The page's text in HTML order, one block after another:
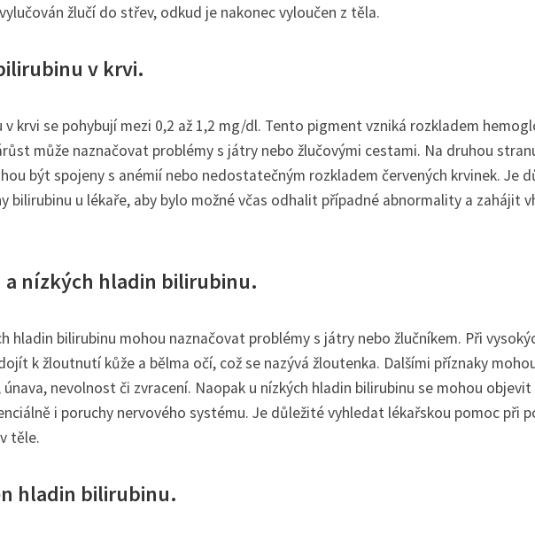
žlučí do střev, odkud je nakonec vyloučen z těla.
v krvi.
krvi se pohybují mezi 0,2 až 1,2 mg/dl. Tento pigment vzniká rozkladem
může naznačovat problémy s játry nebo žlučovými cestami. Na druhou
být spojeny s anémií nebo nedostatečným rozkladem červených krvinek. Je
bilirubinu u lékaře, aby bylo možné včas odhalit případné abnormality a zahájit
a nízkých hladin bilirubinu.
hladin bilirubinu mohou naznačovat problémy s játry nebo žlučníkem. Při
k žloutnutí kůže a bělma očí, což se nazývá žloutenka. Dalšími příznaky
nevolnost či zvracení. Naopak u nízkých hladin bilirubinu se mohou
i poruchy nervového systému. Je důležité vyhledat lékařskou pomoc při
těle.
hladin bilirubinu.